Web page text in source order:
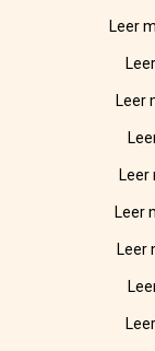
Leer
Leer
Leer
Leer
Leer